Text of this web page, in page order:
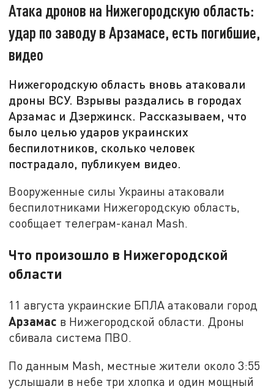
Атака дронов на Нижегородскую область:
удар по заводу в Арзамасе, есть погибшие,
видео
Нижегородскую область вновь атаковали
дроны ВСУ. Взрывы раздались в городах
Арзамас и Дзержинск. Рассказываем, что
было целью ударов украинских
беспилотников, сколько человек
пострадало, публикуем видео.
Вооруженные силы Украины атаковали
беспилотниками Нижегородскую область,
сообщает телеграм-канал Mash.
Что произошло в Нижегородской
области
11 августа украинские БПЛА атаковали город
Арзамас в Нижегородской области. Дроны
сбивала система ПВО.
По данным Mash, местные жители около 3:55
услышали в небе три хлопка и один мощный